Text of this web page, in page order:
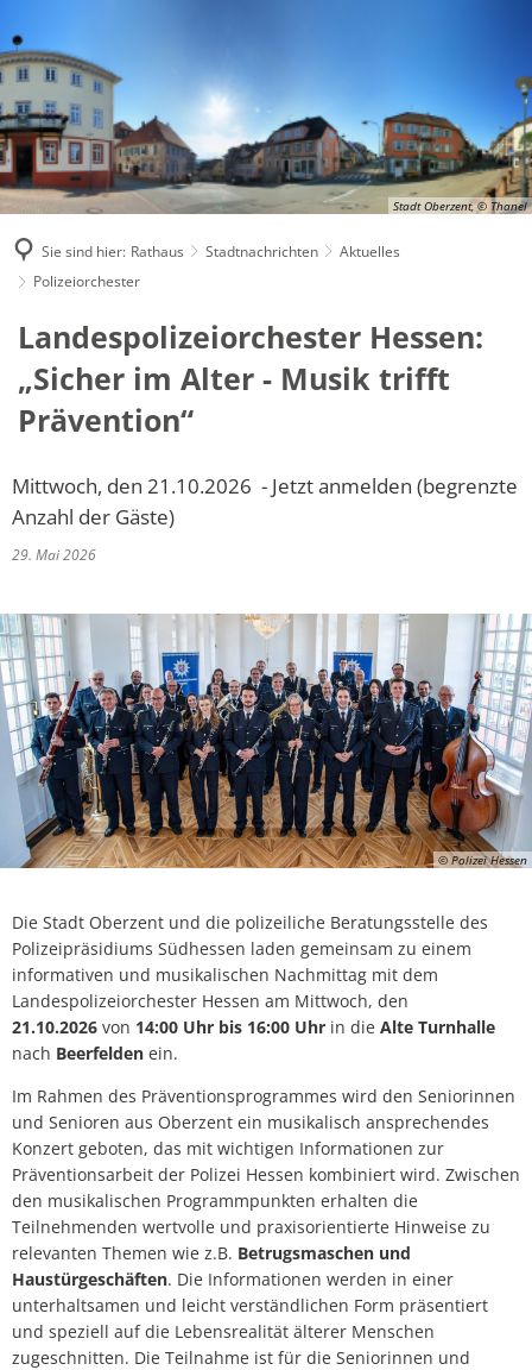
Stadt Oberzent, © Thanel
Sie sind hier: Rathaus Stadtnachrichten
Aktuelles
Polizeiorchester
Landespolizeiorchester Hessen:
„Sicher im Alter - Musik trifft
Prävention“
Mittwoch, den 21.10.2026 - Jetzt anmelden (begrenzte
Anzahl der Gäste)
29. Mai 2026
© Polizei Hessen
Die Stadt Oberzent und die polizeiliche Beratungsstelle des
Polizeipräsidiums Südhessen laden gemeinsam zu einem
informativen und musikalischen Nachmittag mit dem
Landespolizeiorchester Hessen am Mittwoch, den
21.10.2026 von 14:00 Uhr bis 16:00 Uhr in die Alte Turnhalle
nach Beerfelden ein.
Im Rahmen des Präventionsprogrammes wird den Seniorinnen
und Senioren aus Oberzent ein musikalisch ansprechendes
Konzert geboten, das mit wichtigen Informationen zur
Präventionsarbeit der Polizei Hessen kombiniert wird. Zwischen
den musikalischen Programmpunkten erhalten die
Teilnehmenden wertvolle und praxisorientierte Hinweise zu
relevanten Themen wie z.B. Betrugsmaschen und
Haustürgeschäften. Die Informationen werden in einer
unterhaltsamen und leicht verständlichen Form präsentiert
und speziell auf die Lebensrealität älterer Menschen
zugeschnitten. Die Teilnahme ist für die Seniorinnen und